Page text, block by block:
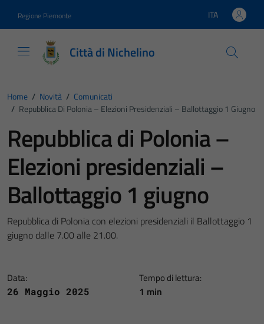
Regione Piemonte Lingua attiva:
ITA
Città di Nichelino
Home / Novità / Comunicati
/ Repubblica Di Polonia – Elezioni Presidenziali – Ballottaggio 1 Giugno
Repubblica di Polonia –
Elezioni presidenziali –
Ballottaggio 1 giugno
Repubblica di Polonia con elezioni presidenziali il Ballottaggio 1
giugno dalle 7.00 alle 21.00.
Data:
26 Maggio 2025
Tempo di lettura:
1 min